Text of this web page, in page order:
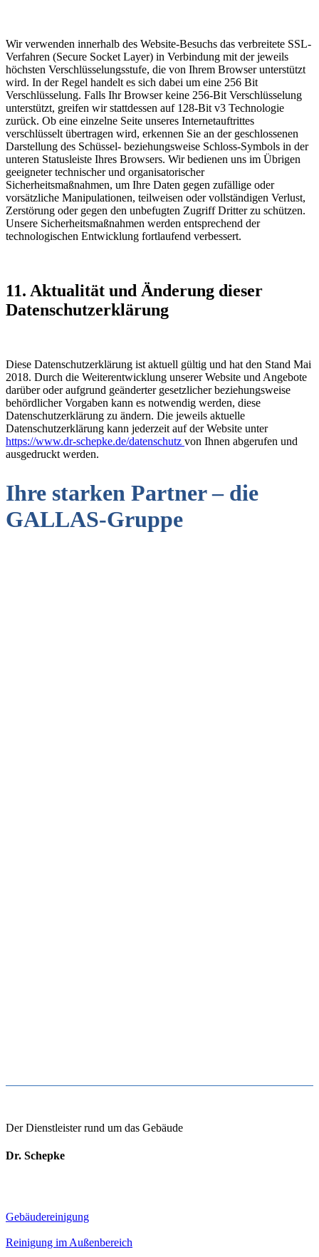
Wir verwenden innerhalb des Website-Besuchs das verbreitete SSL-
Verfahren (Secure Socket Layer) in Verbindung mit der jeweils
höchsten Verschlüsselungsstufe, die von Ihrem Browser unterstützt
wird. In der Regel handelt es sich dabei um eine 256 Bit
Verschlüsselung. Falls Ihr Browser keine 256-Bit Verschlüsselung
unterstützt, greifen wir stattdessen auf 128-Bit v3 Technologie
zurück. Ob eine einzelne Seite unseres Internetauftrittes
verschlüsselt übertragen wird, erkennen Sie an der geschlossenen
Darstellung des Schüssel- beziehungsweise Schloss-Symbols in der
unteren Statusleiste Ihres Browsers. Wir bedienen uns im Übrigen
geeigneter technischer und organisatorischer
Sicherheitsmaßnahmen, um Ihre Daten gegen zufällige oder
vorsätzliche Manipulationen, teilweisen oder vollständigen Verlust,
Zerstörung oder gegen den unbefugten Zugriff Dritter zu schützen.
Unsere Sicherheitsmaßnahmen werden entsprechend der
technologischen Entwicklung fortlaufend verbessert.
11. Aktualität und Änderung dieser
Datenschutzerklärung
Diese Datenschutzerklärung ist aktuell gültig und hat den Stand Mai
2018. Durch die Weiterentwicklung unserer Website und Angebote
darüber oder aufgrund geänderter gesetzlicher beziehungsweise
behördlicher Vorgaben kann es notwendig werden, diese
Datenschutzerklärung zu ändern. Die jeweils aktuelle
Datenschutzerklärung kann jederzeit auf der Website unter
https://www.dr-schepke.de/datenschutz von Ihnen abgerufen und
ausgedruckt werden.
Ihre starken Partner – die
GALLAS-Gruppe
Der Dienstleister rund um das Gebäude
Dr. Schepke
Gebäudereinigung
Reinigung im Außenbereich